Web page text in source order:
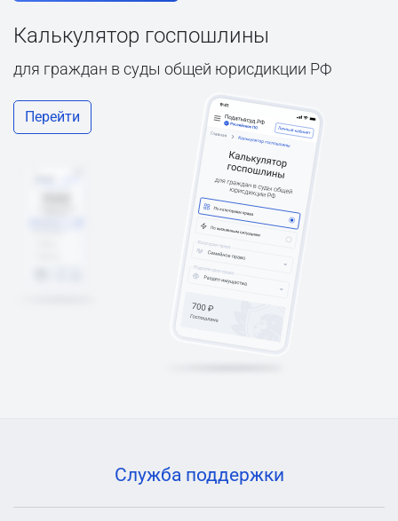
Калькулятор госпошлины
для граждан в суды общей юрисдикции РФ
Перейти
Служба поддержки